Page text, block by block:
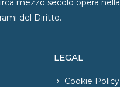
mezzo secolo opera nella
del Diritto.
LEGAL
Cookie Policy